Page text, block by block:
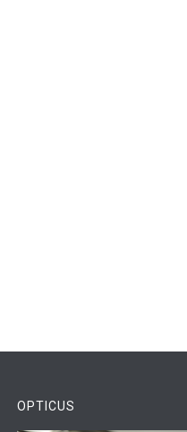
OPTICUS